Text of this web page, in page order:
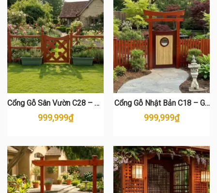
Cổng Gỗ Sân Vườn C28 – Gỗ
Thông Tự Nhiên Đẹp
999,999₫
Cổng Gỗ Nhật Bản C18 – Gỗ
Thông Cao Cấp
999,999₫